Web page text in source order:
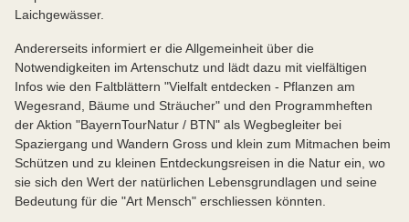
Laichgewässer.
Andererseits informiert er die Allgemeinheit über die
Notwendigkeiten im Artenschutz und lädt dazu mit vielfältigen
Infos wie den Faltblättern "Vielfalt entdecken - Pflanzen am
Wegesrand, Bäume und Sträucher" und den Programmheften
der Aktion "BayernTourNatur / BTN" als Wegbegleiter bei
Spaziergang und Wandern Gross und klein zum Mitmachen beim
Schützen und zu kleinen Entdeckungsreisen in die Natur ein, wo
sie sich den Wert der natürlichen Lebensgrundlagen und seine
Bedeutung für die "Art Mensch" erschliessen könnten.